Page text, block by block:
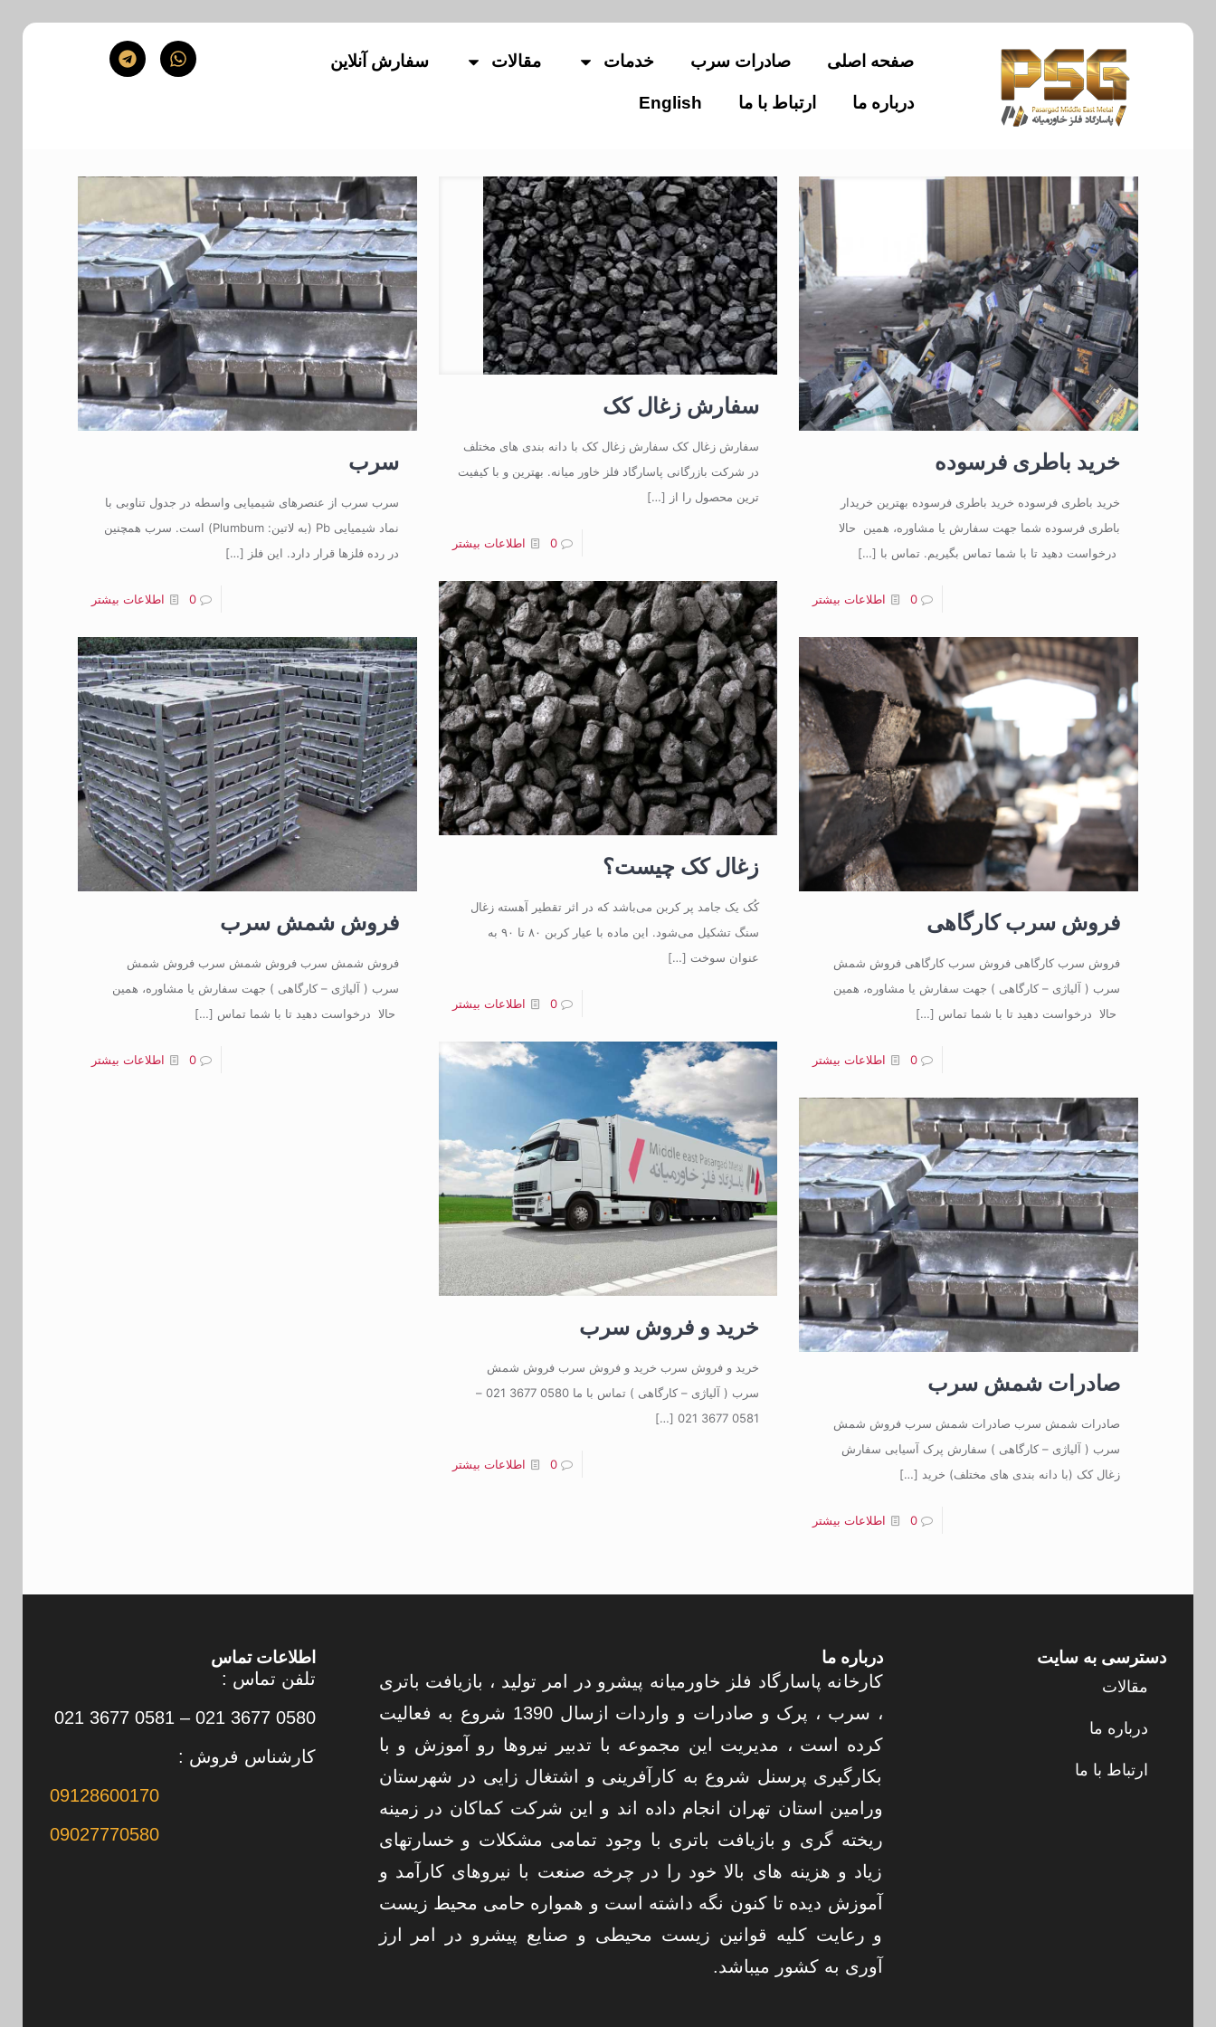
صفحه اصلی صادرات سرب خدمات مقالات سفارش آنلاین
درباره ما ارتباط با ما English
خرید باطری فرسوده
خرید باطری فرسوده خرید باطری فرسوده بهترین خریدار
باطری فرسوده شما جهت سفارش یا مشاوره، همین حالا
درخواست دهید تا با شما تماس بگیریم. تماس با […]
0 اطلاعات بیشتر
سفارش زغال کک
سفارش زغال کک سفارش زغال کک با دانه بندی های مختلف
در شرکت بازرگانی پاسارگاد فلز خاور میانه. بهترین و با کیفیت
ترین محصول را از […]
0 اطلاعات بیشتر
سرب
سرب سرب از عنصرهای شیمیایی واسطه در جدول تناوبی با
نماد شیمیایی Pb (به لاتین: Plumbum) است. سرب همچنین
در رده فلزها قرار دارد. این فلز […]
0 اطلاعات بیشتر
زغال کک چیست؟
کُک یک جامد پر کربن می‌باشد که در اثر تقطیر آهسته زغال
سنگ تشکیل می‌شود. این ماده با عیار کربن ۸۰ تا ۹۰ به
عنوان سوخت […]
0 اطلاعات بیشتر
فروش سرب کارگاهی
فروش سرب کارگاهی فروش سرب کارگاهی فروش شمش
سرب ( آلیاژی – کارگاهی ) جهت سفارش یا مشاوره، همین
حالا درخواست دهید تا با شما تماس […]
0 اطلاعات بیشتر
فروش شمش سرب
فروش شمش سرب فروش شمش سرب فروش شمش
سرب ( آلیاژی – کارگاهی ) جهت سفارش یا مشاوره، همین
حالا درخواست دهید تا با شما تماس […]
0 اطلاعات بیشتر
خرید و فروش سرب
خرید و فروش سرب خرید و فروش سرب فروش شمش
سرب ( آلیاژی – کارگاهی ) تماس با ما 0580 3677 021 –
0581 3677 021
[…]
0 اطلاعات بیشتر
صادرات شمش سرب
صادرات شمش سرب صادرات شمش سرب فروش شمش
سرب ( آلیاژی – کارگاهی ) سفارش پرک آسیابی سفارش
زغال کک (با دانه بندی های مختلف) خرید […]
0 اطلاعات بیشتر
دسترسی به سایت
مقالات
درباره ما
ارتباط با ما
درباره ما
کارخانه پاسارگاد فلز خاورمیانه پیشرو در امر تولید ، بازیافت باتری
، سرب ، پرک و صادرات و واردات ازسال 1390 شروع به فعالیت
کرده است ، مدیریت این مجموعه با تدبیر نیروها رو آموزش و با
بکارگیری پرسنل شروع به کارآفرینی و اشتغال زایی در شهرستان
ورامین استان تهران انجام داده اند و این شرکت کماکان در زمینه
ریخته گری و بازیافت باتری با وجود تمامی مشکلات و خسارتهای
زیاد و هزینه های بالا خود را در چرخه صنعت با نیروهای کارآمد و
آموزش دیده تا کنون نگه داشته است و همواره حامی محیط زیست
و رعایت کلیه قوانین زیست محیطی و صنایع پیشرو در امر ارز
آوری به کشور میباشد.
اطلاعات تماس
تلفن تماس :
0580 3677 021 – 0581 3677 021
کارشناس فروش :
09128600170
09027770580